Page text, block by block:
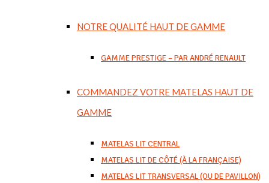
NOTRE QUALITÉ HAUT DE GAMME
GAMME PRESTIGE – PAR ANDRÉ RENAULT
COMMANDEZ VOTRE MATELAS HAUT DE
GAMME
MATELAS LIT CENTRAL
MATELAS LIT DE CÔTÉ (À LA FRANÇAISE)
MATELAS LIT TRANSVERSAL (OU DE PAVILLON)